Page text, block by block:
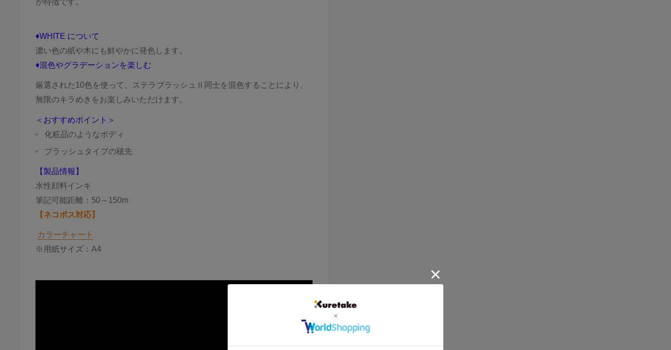
が特徴です。
♦WHITE について
濃い色の紙や木にも鮮やかに発色します。
♦混色やグラデーションを楽しむ
厳選された10色を使って、ステラブラッシュⅡ同士を混色することにより、
無限のキラめきをお楽しみいただけます。
＜おすすめポイント＞
化粧品のようなボディ
ブラッシュタイプの穂先
【製品情報】
水性顔料インキ
筆記可能距離：50～150m
【ネコポス対応】
カラーチャート
※用紙サイズ：A4